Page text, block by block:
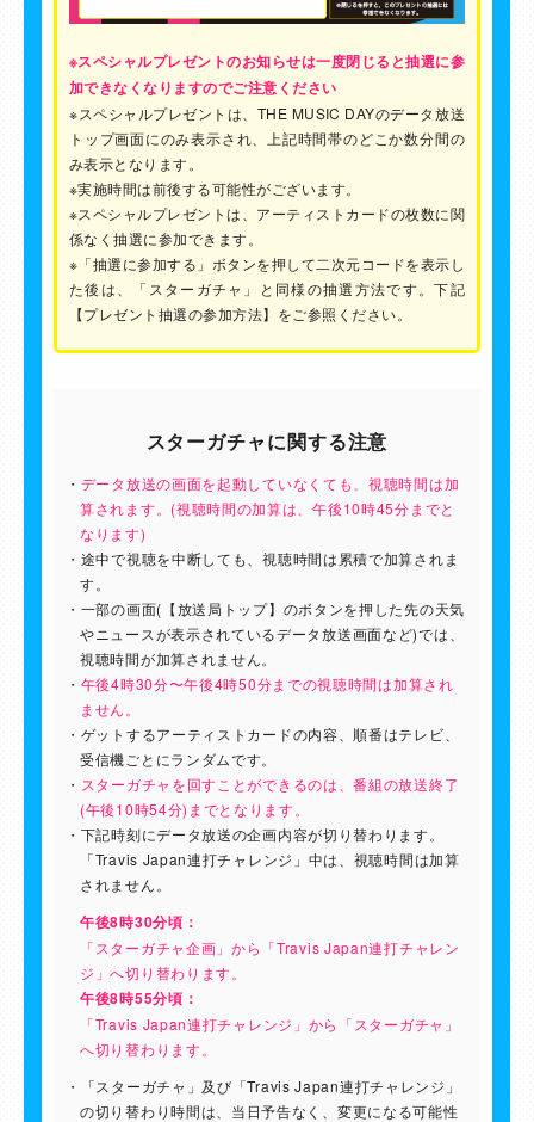
※スペシャルプレゼントのお知らせは一度閉じると抽選に参
加できなくなりますのでご注意ください
※スペシャルプレゼントは、THE MUSIC DAYのデータ放送
トップ画面にのみ表示され、上記時間帯のどこか数分間の
み表示となります。
※実施時間は前後する可能性がございます。
※スペシャルプレゼントは、アーティストカードの枚数に関
係なく抽選に参加できます。
※「抽選に参加する」ボタンを押して二次元コードを表示し
た後は、「スターガチャ」と同様の抽選方法です。下記
【プレゼント抽選の参加方法】をご参照ください。
スターガチャに関する注意
データ放送の画面を起動していなくても、視聴時間は加
算されます。(視聴時間の加算は、午後10時45分までと
なります)
途中で視聴を中断しても、視聴時間は累積で加算されま
す。
一部の画面(【放送局トップ】のボタンを押した先の天気
やニュースが表示されているデータ放送画面など)では、
視聴時間が加算されません。
午後4時30分〜午後4時50分までの視聴時間は加算され
ません。
ゲットするアーティストカードの内容、順番はテレビ、
受信機ごとにランダムです。
スターガチャを回すことができるのは、番組の放送終了
(午後10時54分)までとなります。
下記時刻にデータ放送の企画内容が切り替わります。
「Travis Japan連打チャレンジ」中は、視聴時間は加算
されません。
午後8時30分頃：
「スターガチャ企画」から「Travis Japan連打チャレン
ジ」へ切り替わります。
午後8時55分頃：
「Travis Japan連打チャレンジ」から「スターガチャ」
へ切り替わります。
「スターガチャ」及び「Travis Japan連打チャレンジ」
の切り替わり時間は、当日予告なく、変更になる可能性